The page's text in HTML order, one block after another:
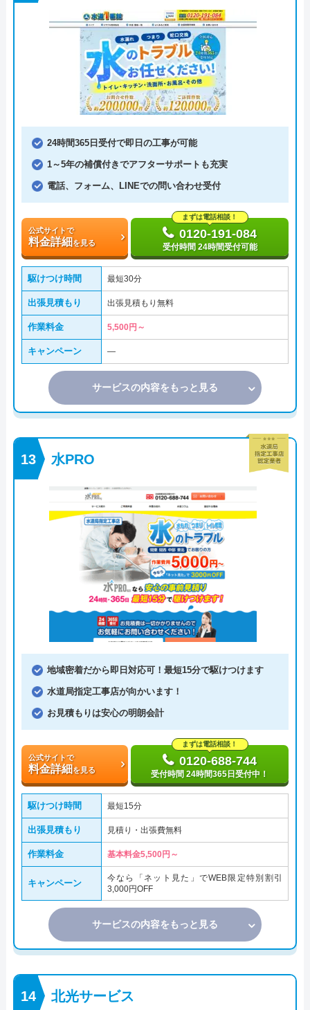
24時間365日受付で即日の工事が可能
1～5年の補償付きでアフターサポートも充実
電話、フォーム、LINEでの問い合わせ受付
公式サイトで
料金詳細を見る
まずは電話相談！
0120-191-084
受付時間 24時間受付可能
駆けつけ時間 最短30分
出張見積もり 出張見積もり無料
作業料金 5,500円～
キャンペーン ―
サービスの内容をもっと見る
水PRO
地域密着だから即日対応可！最短15分で駆けつけます
水道局指定工事店が向かいます！
お見積もりは安心の明朗会計
公式サイトで
料金詳細を見る
まずは電話相談！
0120-688-744
受付時間 24時間365日受付中！
駆けつけ時間 最短15分
出張見積もり 見積り・出張費無料
作業料金 基本料金5,500円～
キャンペーン
今なら「ネット見た」でWEB限定特別割引
3,000円OFF
サービスの内容をもっと見る
北光サービス